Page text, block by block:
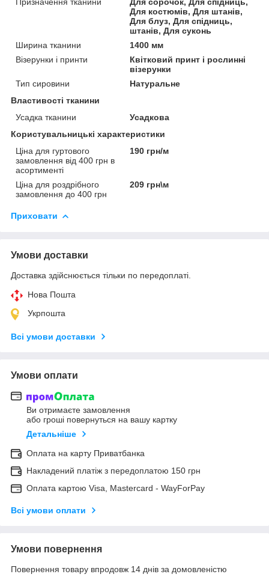
Для костюмів, Для штанів,
Для блуз, Для спідниць,
штанів, Для суконь
Ширина тканини
1400 мм
Візерунки і принти
Квітковий принт і рослинні
візерунки
Тип сировини
Натуральне
Властивості тканини
Усадка тканини
Усадкова
Користувальницькі характеристики
Ціна для гуртового
замовлення від 400 грн в
асортименті
190 грн/м
Ціна для роздрібного
замовлення до 400 грн
209 грн\м
Приховати
Умови доставки
Доставка здійснюється тільки по передоплаті.
Нова Пошта
Укрпошта
Всі умови доставки
Умови оплати
Ви отримаєте замовлення
або гроші повернуться на вашу картку
Детальніше
Оплата на карту Приватбанка
Накладений платіж з передоплатою 150 грн
Оплата картою Visa, Mastercard - WayForPay
Всі умови оплати
Умови повернення
Повернення товару впродовж 14 днів за домовленістю